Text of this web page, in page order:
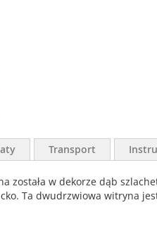
została w dekorze dąb
Ta dwudrzwiowa witryna
Transport